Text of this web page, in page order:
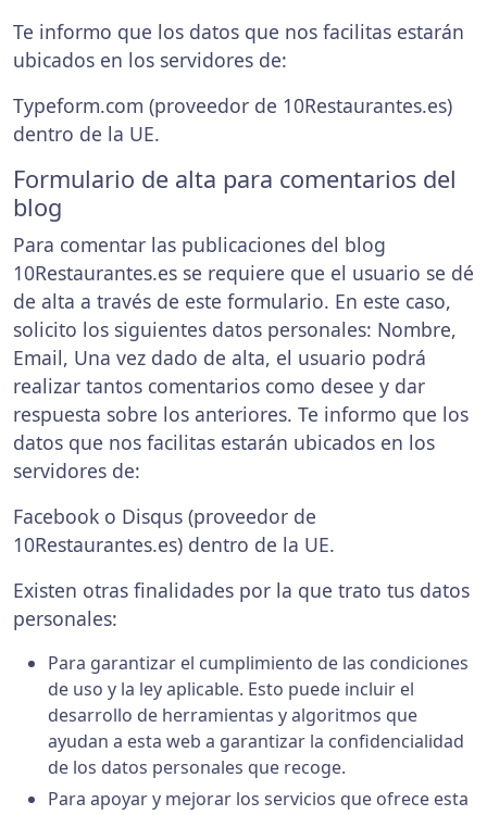
Te informo que los datos que nos facilitas estarán
ubicados en los servidores de:
Typeform.com (proveedor de 10Restaurantes.es)
dentro de la UE.
Formulario de alta para comentarios del
blog
Para comentar las publicaciones del blog
10Restaurantes.es se requiere que el usuario se dé
de alta a través de este formulario. En este caso,
solicito los siguientes datos personales: Nombre,
Email, Una vez dado de alta, el usuario podrá
realizar tantos comentarios como desee y dar
respuesta sobre los anteriores. Te informo que los
datos que nos facilitas estarán ubicados en los
servidores de:
Facebook o Disqus (proveedor de
10Restaurantes.es) dentro de la UE.
Existen otras finalidades por la que trato tus datos
personales:
Para garantizar el cumplimiento de las condiciones
de uso y la ley aplicable. Esto puede incluir el
desarrollo de herramientas y algoritmos que
ayudan a esta web a garantizar la confidencialidad
de los datos personales que recoge.
Para apoyar y mejorar los servicios que ofrece esta